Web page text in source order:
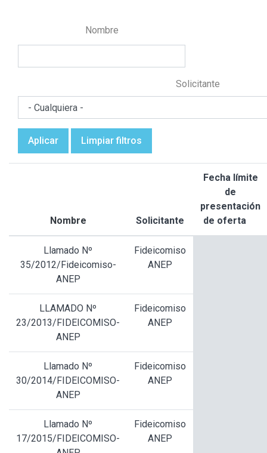
Nombre
Solicitante
Aplicar Limpiar filtros
Nombre Solicitante
Fecha límite
de
presentación
de oferta
Llamado Nº
35/2012/Fideicomiso-
ANEP
Fideicomiso
ANEP
LLAMADO Nº
23/2013/FIDEICOMISO-
ANEP
Fideicomiso
ANEP
Llamado Nº
30/2014/FIDEICOMISO-
ANEP
Fideicomiso
ANEP
Llamado Nº
17/2015/FIDEICOMISO-
Fideicomiso
ANEP